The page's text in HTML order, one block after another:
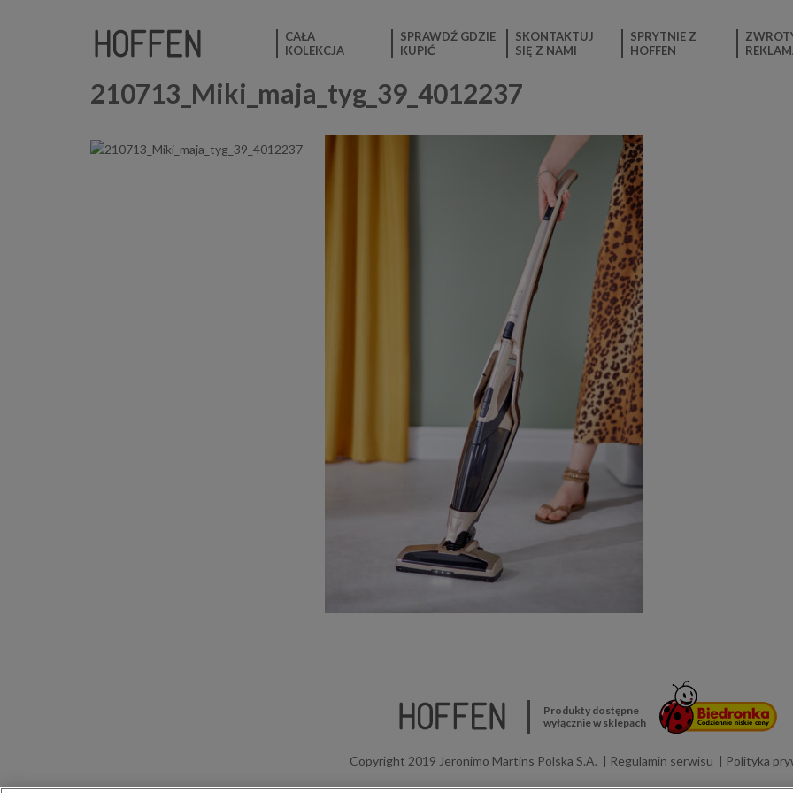
CAŁA
KOLEKCJA
SPRAWDŹ GDZIE
KUPIĆ
SKONTAKTUJ
SIĘ Z NAMI
SPRYTNIE Z
HOFFEN
210713_Miki_maja_tyg_39_4012237
Produkty dostępne
wyłącznie w sklepach
Copyright 2019 Jeronimo Martins Polska S.A. Regulamin serwisu Polityka